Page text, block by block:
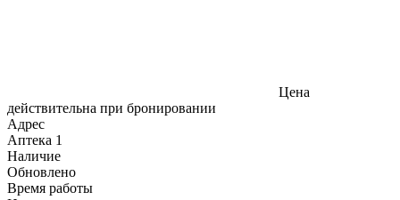
Цена
действительна при бронировании
Адрес
Аптека 1
Наличие
Обновлено
Время работы